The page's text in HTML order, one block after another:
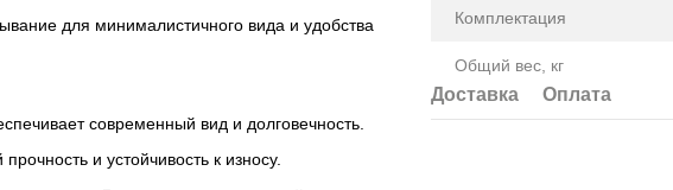
для минималистичного вида и удобства
современный вид и долговечность.
и устойчивость к износу.
Комплектация
Общий вес, кг
Доставка Оплата